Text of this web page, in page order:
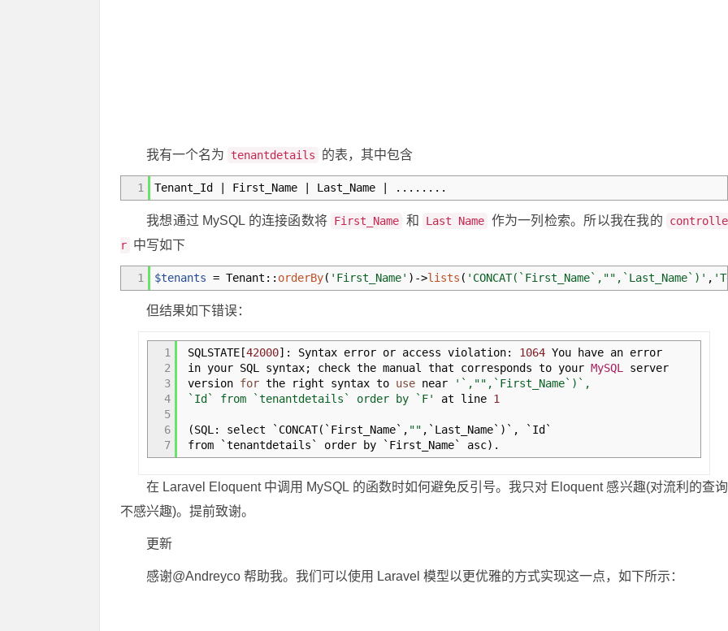
我有一个名为 tenantdetails 的表，其中包含
1 Tenant_Id First_Name Last_Name ........
我想通过 MySQL 的连接函数将 First_Name 和 Last Name 作为一列检索。所以我在我的
controlle
r 中写如下
1 $tenants = Tenant :: orderBy( 'First_Name' ) ->lists ( 'CONCAT(`First_Name`,"",`Last_Name`)' ,
但结果如下错误：
1
2
3
4
5
6
7
SQLSTATE [42000] : Syntax error or access violation: 1064 You have an error
in your SQL syntax; check the manual that corresponds to yourMySQL
server
version for the right syntax to use near
'`,"",`First_Name`)`,
`Id` from `tenantdetails` order by `F'
at line 1
(SQL : select `CONCAT( `First_Name` , "" , `Last_Name` ) ` ,
`Id`
from `tenantdetails` order by `First_Name` asc) .
在 Laravel Eloquent 中调用 MySQL 的函数时如何避免反引号。我只对 Eloquent 感兴趣(对流利的查询
不感兴趣)。提前致谢。
更新
感谢@Andreyco 帮助我。我们可以使用 Laravel 模型以更优雅的方式实现这一点，如下所示：